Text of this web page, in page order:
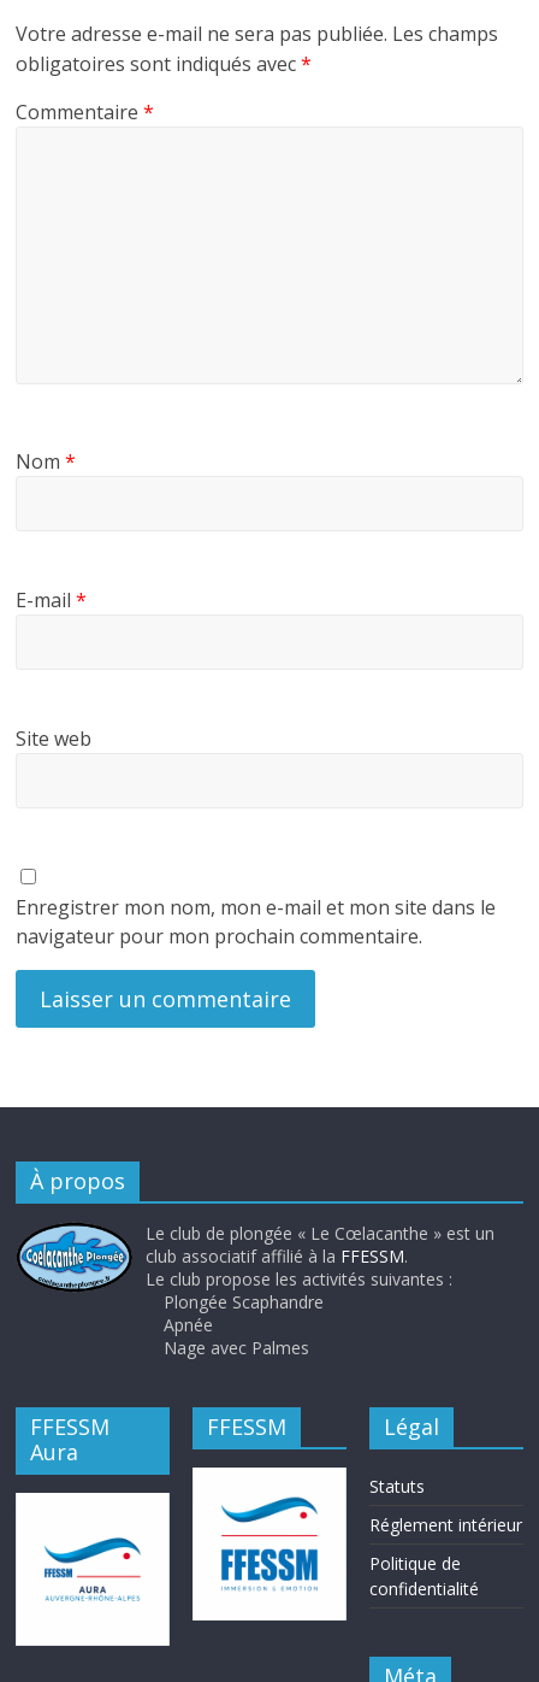
Votre adresse e-mail ne sera pas publiée. Les champs
obligatoires sont indiqués avec*
Commentaire*
Nom*
E-mail*
Site web
Enregistrer mon nom, mon e-mail et mon site dans le
navigateur pour mon prochain commentaire.
À propos
Le club de plongée « Le Cœlacanthe » est un
club associatif affilié à la FFESSM.
Le club propose les activités suivantes :
Plongée Scaphandre
Apnée
Nage avec Palmes
FFESSM
Aura
FFESSM Légal
Statuts
Réglement intérieur
Politique de
confidentialité
Méta